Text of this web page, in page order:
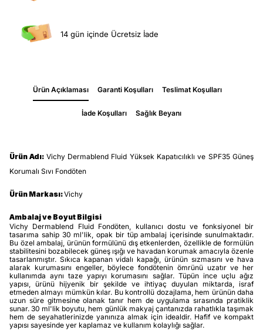
14 gün içinde Ücretsiz İade
Ürün Açıklaması Garanti Koşulları Teslimat Koşulları
İade Koşulları Sağlık Beyanı
Ürün Adı: Vichy Dermablend Fluid Yüksek Kapatıcılıklı ve SPF35 Güneş
Korumalı Sıvı Fondöten
Ürün Markası:Vichy
Ambalaj ve Boyut Bilgisi
Vichy Dermablend Fluid Fondöten, kullanıcı dostu ve fonksiyonel bir
tasarıma sahip 30 ml'lik, opak bir tüp ambalaj içerisinde sunulmaktadır.
Bu özel ambalaj, ürünün formülünü dış etkenlerden, özellikle de formülün
stabilitesini bozabilecek güneş ışığı ve havadan korumak amacıyla özenle
tasarlanmıştır. Sıkıca kapanan vidalı kapağı, ürünün sızmasını ve hava
alarak kurumasını engeller, böylece fondötenin ömrünü uzatır ve her
kullanımda aynı taze yapıyı korumasını sağlar. Tüpün ince uçlu ağız
yapısı, ürünü hijyenik bir şekilde ve ihtiyaç duyulan miktarda, israf
etmeden almayı mümkün kılar. Bu kontrollü dozajlama, hem ürünün daha
uzun süre gitmesine olanak tanır hem de uygulama sırasında pratiklik
sunar. 30 ml'lik boyutu, hem günlük makyaj çantanızda rahatlıkla taşımak
hem de seyahatlerinizde yanınıza almak için idealdir. Hafif ve kompakt
yapısı sayesinde yer kaplamaz ve kullanım kolaylığı sağlar.